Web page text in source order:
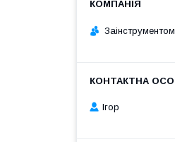
Заінструментом
Ігор